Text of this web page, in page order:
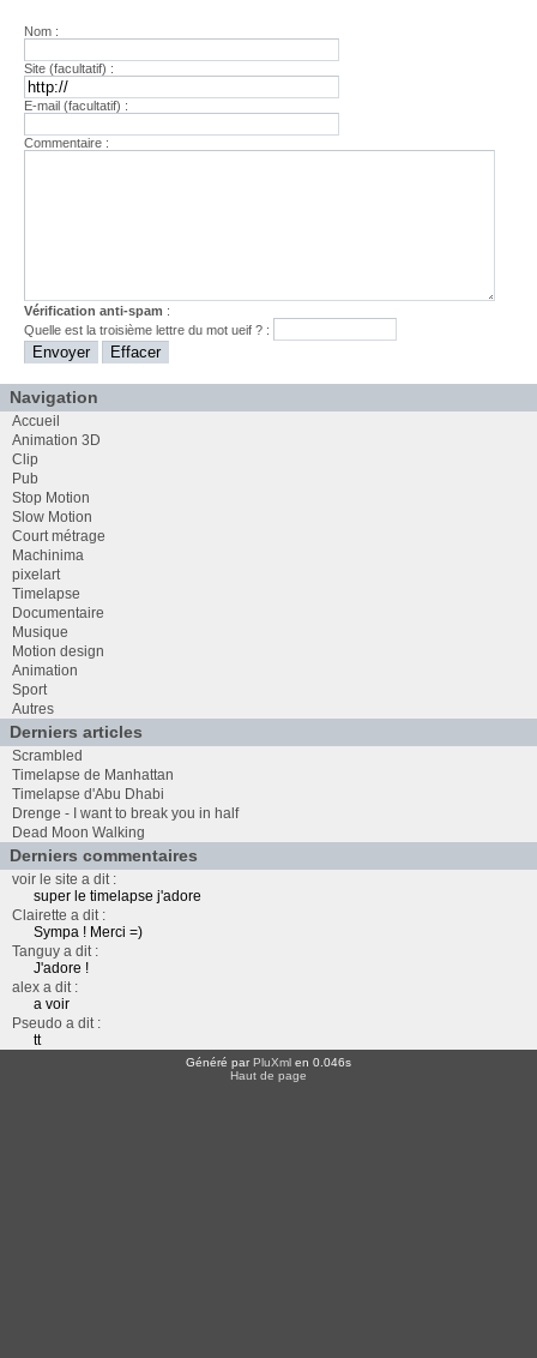
Nom :
Site (facultatif) :
E-mail (facultatif) :
Commentaire :
Vérification anti-spam :
Quelle est latroisième lettre du motueif ? :
Navigation
Accueil
Animation 3D
Clip
Pub
Stop Motion
Slow Motion
Court métrage
Machinima
pixelart
Timelapse
Documentaire
Musique
Motion design
Animation
Sport
Autres
Derniers articles
Scrambled
Timelapse de Manhattan
Timelapse d'Abu Dhabi
Drenge - I want to break you in half
Dead Moon Walking
Derniers commentaires
voir le site a dit :
super le timelapse j'adore
Clairette a dit :
Sympa ! Merci =)
Tanguy a dit :
J'adore !
alex a dit :
a voir
Pseudo a dit :
tt
Généré parPluXml en 0.046s
Haut de page